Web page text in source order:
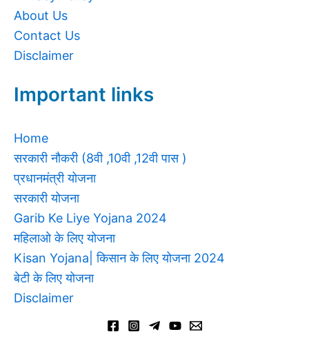
About Us
Contact Us
Disclaimer
Important links
Home
सरकारी नौकरी (8वी ,10वी ,12वी पास )
प्रधानमंत्री योजना
सरकारी योजना
Garib Ke Liye Yojana 2024
महिलाओ के लिए योजना
Kisan Yojana| किसान के लिए योजना 2024
बेटी के लिए योजना
Disclaimer